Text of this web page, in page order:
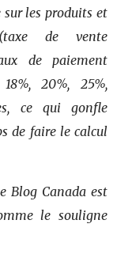
sur les produits et
de vente
de paiement
20%, 25%,
ce qui gonfle
de faire le calcul
Blog Canada est
le souligne